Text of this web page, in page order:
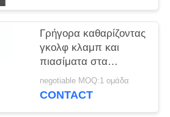
Γρήγορα καθαρίζοντας
γκολφ κλαμπ και
πιασίματα στα
δευτερόλεπτα με
Ultrasonics και τη
negotiable MOQ:1 ομάδα
CONTACT